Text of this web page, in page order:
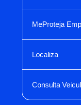
MeProteja
Localiza
Consulta